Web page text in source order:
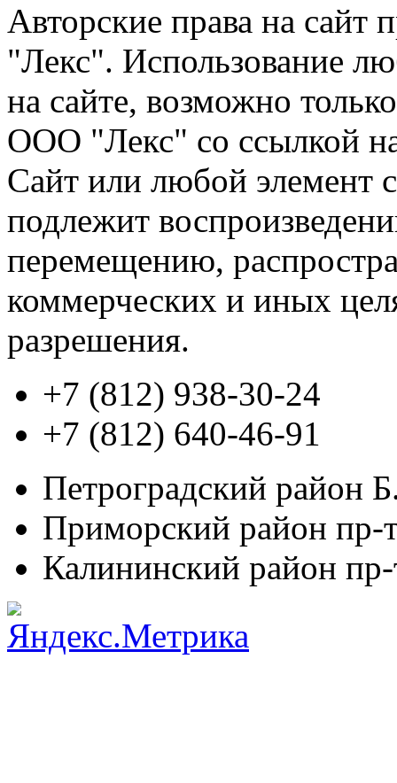
Авторские права на
"Лекс". Использование
на сайте, возможно
ООО "Лекс" со ссылкой
Сайт или любой элемент
подлежит
перемещению,
коммерческих и иных
разрешения.
+7 (812) 938-30-24
+7 (812) 640-46-91
Петроградский район
Приморский район пр-
Калининский район